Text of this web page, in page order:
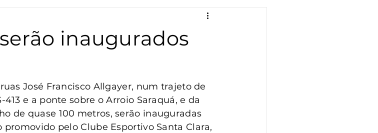
Conselho Tutelar
inaugurados
José Francisco Allgayer, num trajeto de
e a ponte sobre o Arroio Saraquá, e da
de quase 100 metros, serão inauguradas
pelo Clube Esportivo Santa Clara,